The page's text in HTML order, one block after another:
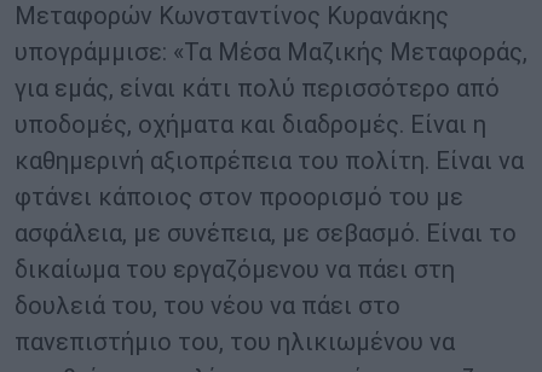
Μεταφορών Κωνσταντίνος Κυρανάκης
υπογράμμισε: «Τα Μέσα Μαζικής Μεταφοράς,
για εμάς, είναι κάτι πολύ περισσότερο από
υποδομές, οχήματα και διαδρομές. Είναι η
καθημερινή αξιοπρέπεια του πολίτη. Είναι να
φτάνει κάποιος στον προορισμό του με
ασφάλεια, με συνέπεια, με σεβασμό. Είναι το
δικαίωμα του εργαζόμενου να πάει στη
δουλειά του, του νέου να πάει στο
πανεπιστήμιο του, του ηλικιωμένου να